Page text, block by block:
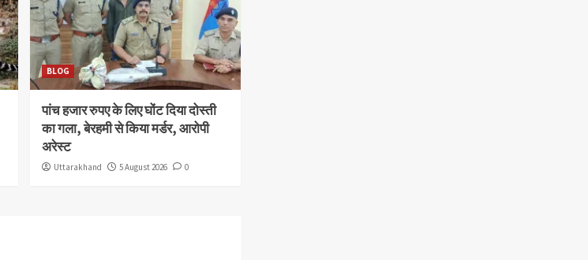
BLOG
पांच हजार रुपए के लिए घोंट दिया दोस्ती
का गला, बेरहमी से किया मर्डर, आरोपी
अरेस्ट
Uttarakhand 5 August 2026 0